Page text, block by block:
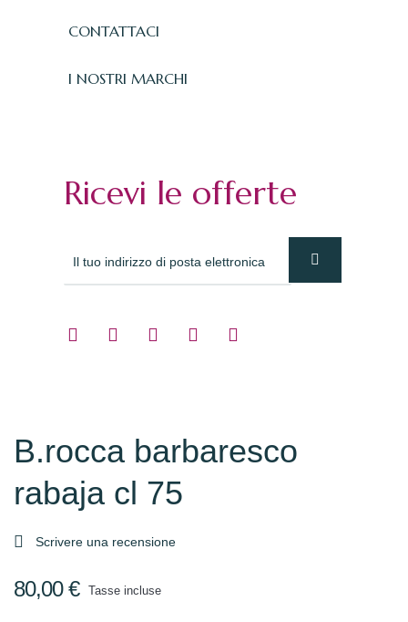
CONTATTACI
I NOSTRI MARCHI
Ricevi le offerte
B.rocca barbaresco
rabaja cl 75
 Scrivere una recensione
80,00 € Tasse incluse